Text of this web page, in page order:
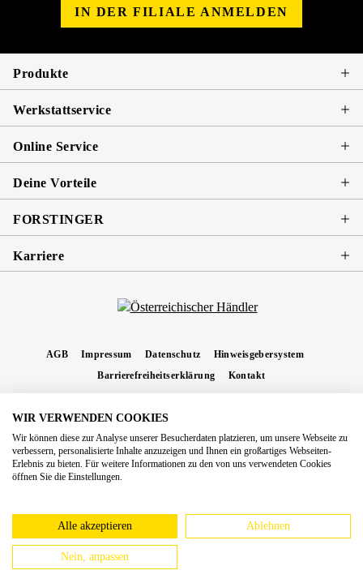
IN DER FILIALE ANMELDEN
Produkte
Werkstattservice
Online Service
Deine Vorteile
FORSTINGER
Karriere
AGB Impressum Datenschutz
Hinweisgebersystem
Barrierefreiheitserklärung
Kontakt
Nachnahmegebühren, wenn nicht anders angegeben.
Copyright 2026 Forstinger Österreich GmbH
Königstetter Straße 128 - 134/OG3, 3430 Tulln
europäschen Online-Streitbeilegungs-Plattform hinzuweisen: webgate.ec.europa.eu/odr
WIR VERWENDEN COOKIES
Wir können diese zur Analyse unserer Besucherdaten platzieren, um unsere Webseite zu
verbessern, personalisierte Inhalte anzuzeigen und Ihnen ein großartiges Webseiten-
Erlebnis zu bieten. Für weitere Informationen zu den von uns verwendeten Cookies
öffnen Sie die Einstellungen.
Alle akzeptieren Ablehnen
Nein, anpassen